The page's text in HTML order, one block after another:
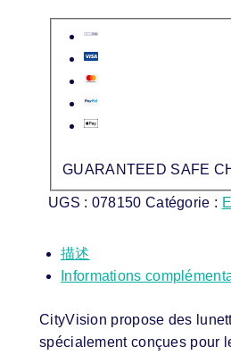
GUARANTEED SAFE
UGS : 078150 Catégorie :
描述
Informations
CityVision propose des
spécialement conçues pour